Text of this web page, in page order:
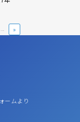
»
ームより